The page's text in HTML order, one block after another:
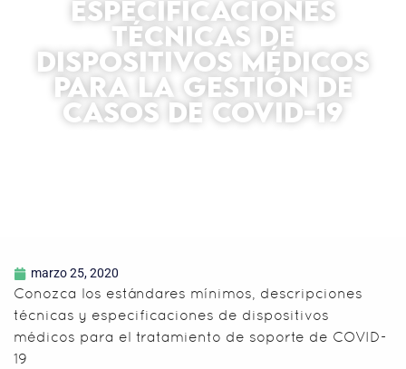
ESPECIFICACIONES
TÉCNICAS DE
DISPOSITIVOS MÉDICOS
PARA LA GESTIÓN DE
CASOS DE COVID-19
marzo 25, 2020
Conozca los estándares mínimos, descripciones
técnicas y especificaciones de dispositivos
médicos para el tratamiento de soporte de COVID-
19